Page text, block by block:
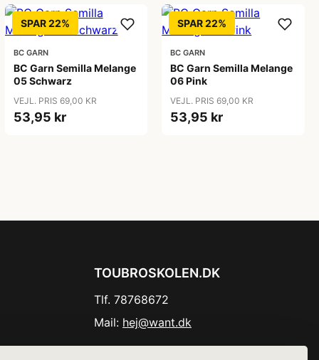
SPAR 22%
BC GARN
BC Garn Semilla Melange
05 Schwarz
VEJL. PRIS 69,00 KR
53,95 kr
SPAR 22%
BC GARN
BC Garn Semilla Melange
06 Pink
VEJL. PRIS 69,00 KR
53,95 kr
TOUBROSKOLEN.DK
Tlf. 78768672
Mail: hej@want.dk